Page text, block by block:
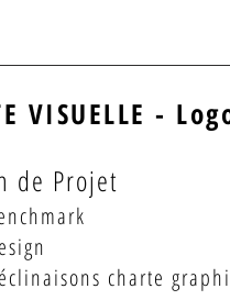
-
de Projet
charte